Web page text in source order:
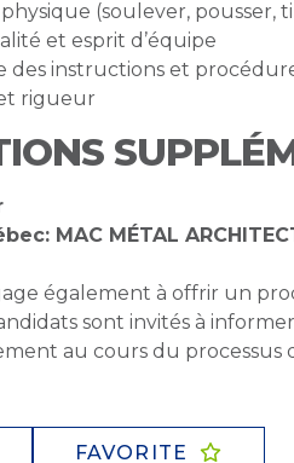
(soulever, pousser,
et esprit d’équipe
des instructions et
rigueur
MAC MÉTAL
également à offrir un
sont invités à
au cours du
FAVORITE